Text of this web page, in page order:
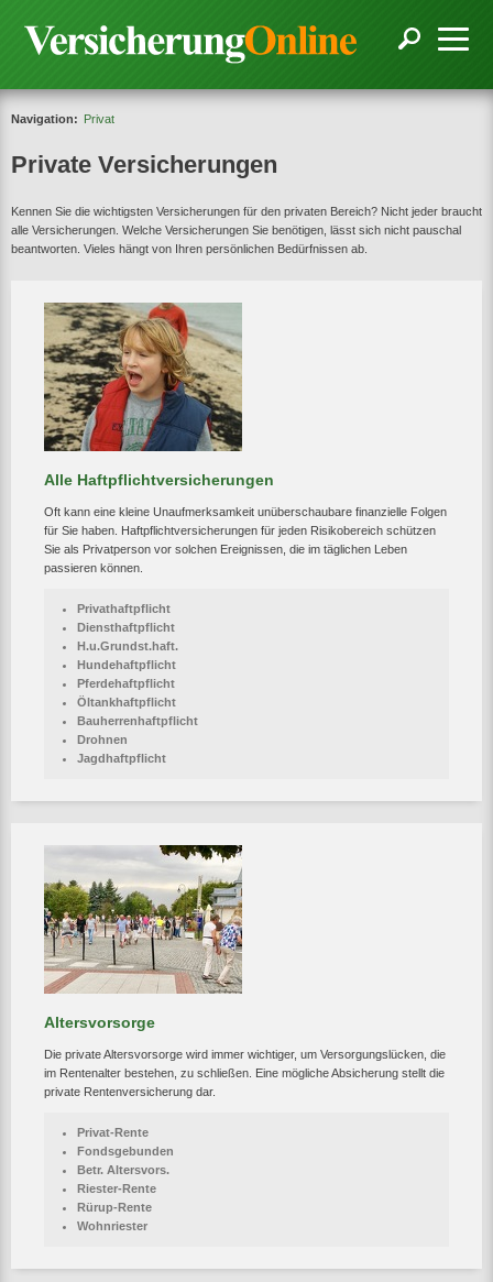
Navigation: Privat
Private Versicherungen
Kennen Sie die wichtigsten Versicherungen für den privaten Bereich? Nicht jeder braucht
alle Versicherungen. Welche Versicherungen Sie benötigen, lässt sich nicht pauschal
beantworten. Vieles hängt von Ihren persönlichen Bedürfnissen ab.
Alle Haftpflichtversicherungen
Oft kann eine kleine Unaufmerksamkeit unüberschaubare finanzielle Folgen
für Sie haben. Haftpflichtversicherungen für jeden Risikobereich schützen
Sie als Privatperson vor solchen Ereignissen, die im täglichen Leben
passieren können.
Privathaftpflicht
Diensthaftpflicht
H.u.Grundst.haft.
Hundehaftpflicht
Pferdehaftpflicht
Öltankhaftpflicht
Bauherrenhaftpflicht
Drohnen
Jagdhaftpflicht
Altersvorsorge
Die private Altersvorsorge wird immer wichtiger, um Versorgungslücken, die
im Rentenalter bestehen, zu schließen. Eine mögliche Absicherung stellt die
private Rentenversicherung dar.
Privat-Rente
Fondsgebunden
Betr. Altersvors.
Riester-Rente
Rürup-Rente
Wohnriester